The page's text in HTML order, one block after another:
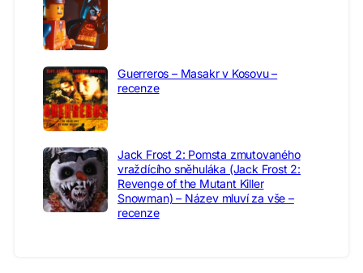
Guerreros – Masakr v Kosovu –
recenze
Jack Frost 2: Pomsta zmutovaného
vraždícího sněhuláka (Jack Frost 2:
Revenge of the Mutant Killer
Snowman) – Název mluví za vše –
recenze